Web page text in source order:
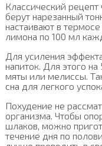
Классический рецепт
берут нарезанный
настаивают в
лимона по 100 мл
Для усиления
напиток. Для этого
мяты или мелиссы.
сна для легкого
Похудение не
организма. Чтобы
шлаков, можно
течение дня по